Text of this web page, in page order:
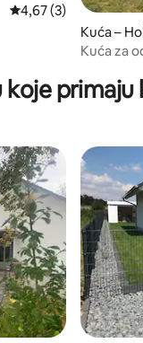
Prosječna ocjena:
4,67 (3)
Kuća –
Kuća za
koje